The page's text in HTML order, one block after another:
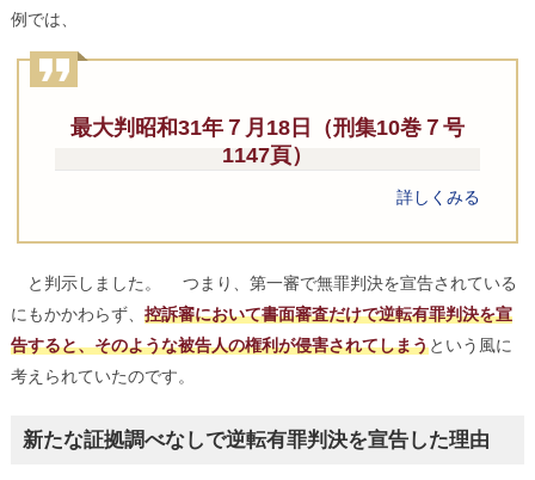
例では、
最大判昭和31年７月18日（刑集10巻７号
1147頁）
詳しくみる
と判示しました。 つまり、第一審で無罪判決を宣告されている
にもかかわらず、 控訴審において書面審査だけで逆転有罪判決を宣
告すると、そのような被告人の権利が侵害されてしまうという風に
考えられていたのです。
新たな証拠調べなしで逆転有罪判決を宣告した理由